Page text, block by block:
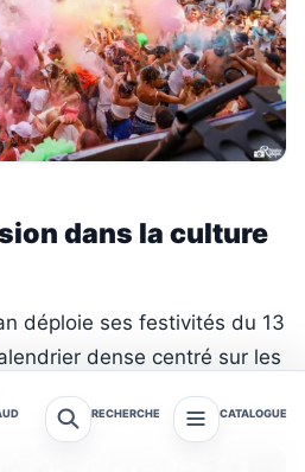
dans la culture
déploie ses festivités du 13
dense centré sur les
:
RECHERCHE CATALOGUE